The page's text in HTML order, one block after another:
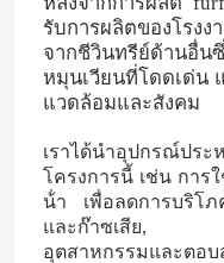
รับการผลิตของโรง
จากชีวินทรีย์ด้านอื่น
หมุนเวียนที่โดดเด่น
แวดล้อมและสังคม
เราได้นําอุปกรณ์ประ
โครงการนี้ เช่น การ
น้ํา เพื่อลดการบริโภ
และก๊าซเสีย, เร
อุตสาหกรรมและตอ